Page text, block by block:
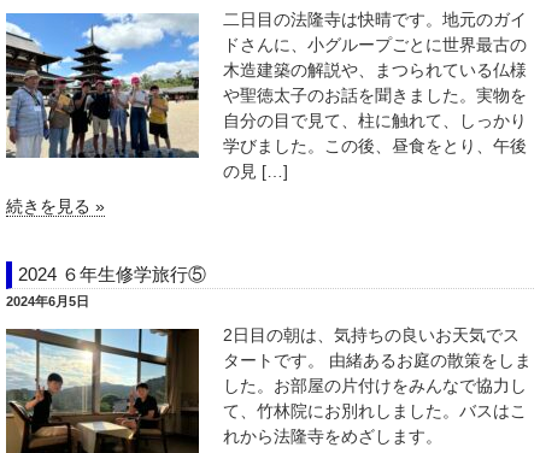
二日目の法隆寺は快晴です。地元のガイ
ドさんに、小グループごとに世界最古の
木造建築の解説や、まつられている仏様
や聖徳太子のお話を聞きました。実物を
自分の目で見て、柱に触れて、しっかり
学びました。この後、昼食をとり、午後
の見 […]
続きを見る »
2024 ６年生修学旅行⑤
2024年6月5日
2日目の朝は、気持ちの良いお天気でス
タートです。 由緒あるお庭の散策をしま
した。お部屋の片付けをみんなで協力し
て、竹林院にお別れしました。バスはこ
れから法隆寺をめざします。